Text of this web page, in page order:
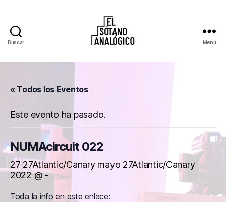
Buscar
Sótano
Menú
« Todos los Eventos
Este evento ha pasado.
NUMAcircuit 022
27 27Atlantic/Canary mayo 27Atlantic/Canary
2022 @-
Toda la info en este enlace: